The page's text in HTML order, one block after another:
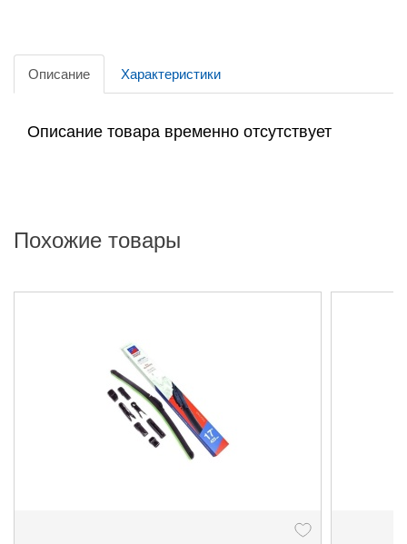
Описание Характеристики
Описание товара временно отсутствует
Похожие товары